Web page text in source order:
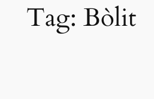
Tag: Bòlit